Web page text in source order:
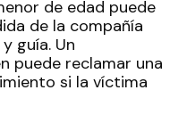
de edad puede
de la compañía
guía. Un
puede reclamar una
si la víctima